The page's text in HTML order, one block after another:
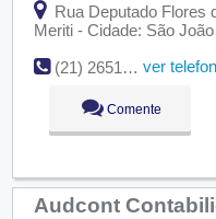
Rua Deputado Flores
Meriti - Cidade: São
(21) 2651-1753
ver
Comente
Audcont